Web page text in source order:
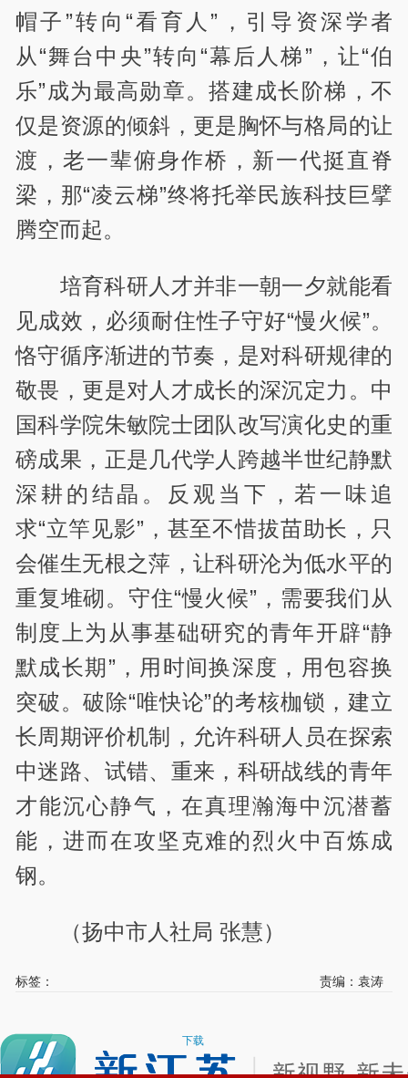
帽子”转向“看育人”，引导资深学者
从“舞台中央”转向“幕后人梯”，让“伯
乐”成为最高勋章。搭建成长阶梯，不
仅是资源的倾斜，更是胸怀与格局的让
渡，老一辈俯身作桥，新一代挺直脊
梁，那“凌云梯”终将托举民族科技巨擘
腾空而起。
培育科研人才并非一朝一夕就能看
见成效，必须耐住性子守好“慢火候”。
恪守循序渐进的节奏，是对科研规律的
敬畏，更是对人才成长的深沉定力。中
国科学院朱敏院士团队改写演化史的重
磅成果，正是几代学人跨越半世纪静默
深耕的结晶。反观当下，若一味追
求“立竿见影”，甚至不惜拔苗助长，只
会催生无根之萍，让科研沦为低水平的
重复堆砌。守住“慢火候”，需要我们从
制度上为从事基础研究的青年开辟“静
默成长期”，用时间换深度，用包容换
突破。破除“唯快论”的考核枷锁，建立
长周期评价机制，允许科研人员在探索
中迷路、试错、重来，科研战线的青年
才能沉心静气，在真理瀚海中沉潜蓄
能，进而在攻坚克难的烈火中百炼成
钢。
（扬中市人社局 张慧）
标签： 责编：袁涛
下载